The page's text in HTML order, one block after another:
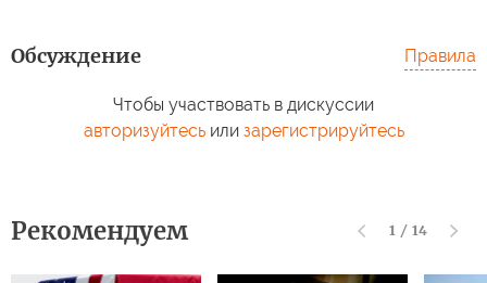
Обсуждение Правила
Чтобы участвовать в дискуссии
авторизуйтесьили зарегистрируйтесь
Рекомендуем 1 / 14